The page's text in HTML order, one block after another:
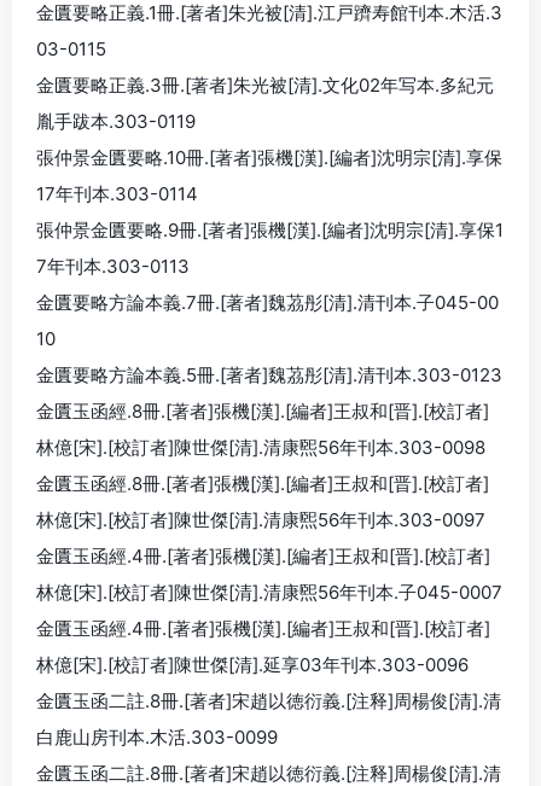
金匱要略正義.1冊.[著者]朱光被[清].江戸躋寿館刊本.木活.3
03-0115
金匱要略正義.3冊.[著者]朱光被[清].文化02年写本.多紀元
胤手跋本.303-0119
張仲景金匱要略.10冊.[著者]張機[漢].[編者]沈明宗[清].享保
17年刊本.303-0114
張仲景金匱要略.9冊.[著者]張機[漢].[編者]沈明宗[清].享保1
7年刊本.303-0113
金匱要略方論本義.7冊.[著者]魏茘彤[清].清刊本.子045-00
10
金匱要略方論本義.5冊.[著者]魏茘彤[清].清刊本.303-0123
金匱玉函經.8冊.[著者]張機[漢].[編者]王叔和[晋].[校訂者]
林億[宋].[校訂者]陳世傑[清].清康煕56年刊本.303-0098
金匱玉函經.8冊.[著者]張機[漢].[編者]王叔和[晋].[校訂者]
林億[宋].[校訂者]陳世傑[清].清康煕56年刊本.303-0097
金匱玉函經.4冊.[著者]張機[漢].[編者]王叔和[晋].[校訂者]
林億[宋].[校訂者]陳世傑[清].清康煕56年刊本.子045-0007
金匱玉函經.4冊.[著者]張機[漢].[編者]王叔和[晋].[校訂者]
林億[宋].[校訂者]陳世傑[清].延享03年刊本.303-0096
金匱玉函二註.8冊.[著者]宋趙以徳衍義.[注释]周楊俊[清].清
白鹿山房刊本.木活.303-0099
金匱玉函二註.8冊.[著者]宋趙以徳衍義.[注释]周楊俊[清].清